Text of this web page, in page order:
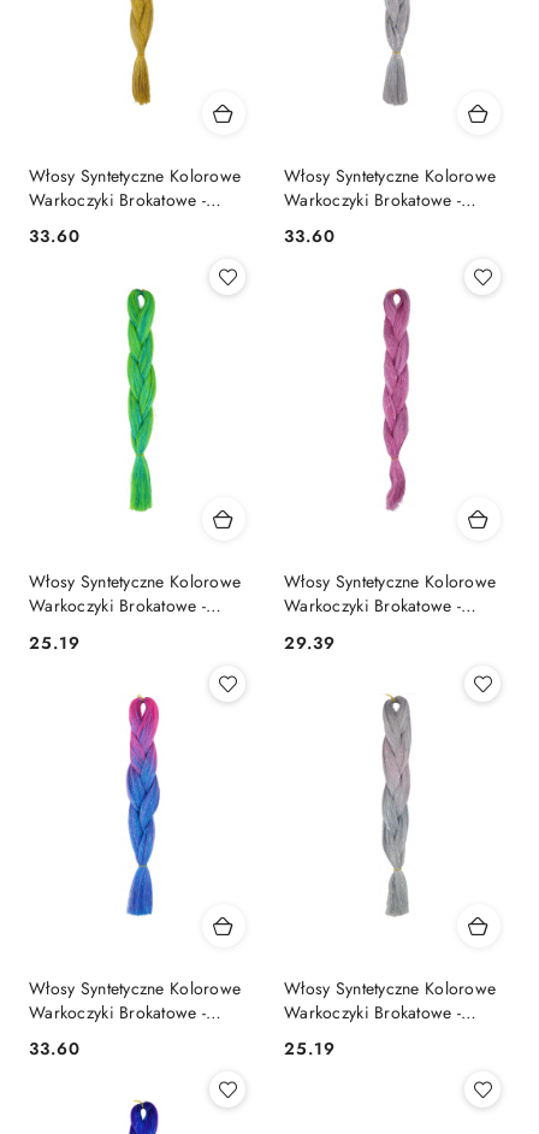
Włosy Syntetyczne Kolorowe
Warkoczyki Brokatowe -
Cena:
33.60
Włosy Syntetyczne Kolorowe
Warkoczyki Brokatowe -
Cena:
33.60
Włosy Syntetyczne Kolorowe
Warkoczyki Brokatowe -
Cena:
25.19
Włosy Syntetyczne Kolorowe
Warkoczyki Brokatowe -
Cena:
29.39
Włosy Syntetyczne Kolorowe
Warkoczyki Brokatowe -
Cena:
33.60
Włosy Syntetyczne Kolorowe
Warkoczyki Brokatowe -
Cena:
25.19